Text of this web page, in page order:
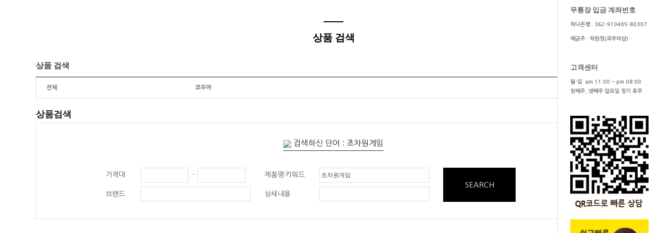
무통장 입금 계좌번호
하나은행 : 362-910405-80307
예금주 : 하원영(쿄우마샵)
고객센터
월-일 am 11:00 ~ pm 08:00
첫째주, 셋째주 일요일 정기 휴무
상품 검색
상품 검색
상품 검색
전체 쿄우마
상품검색
검색하신 단어 : 초차원게임
가격대 - 제품명·키워드
SEARCH
브랜드 상세내용